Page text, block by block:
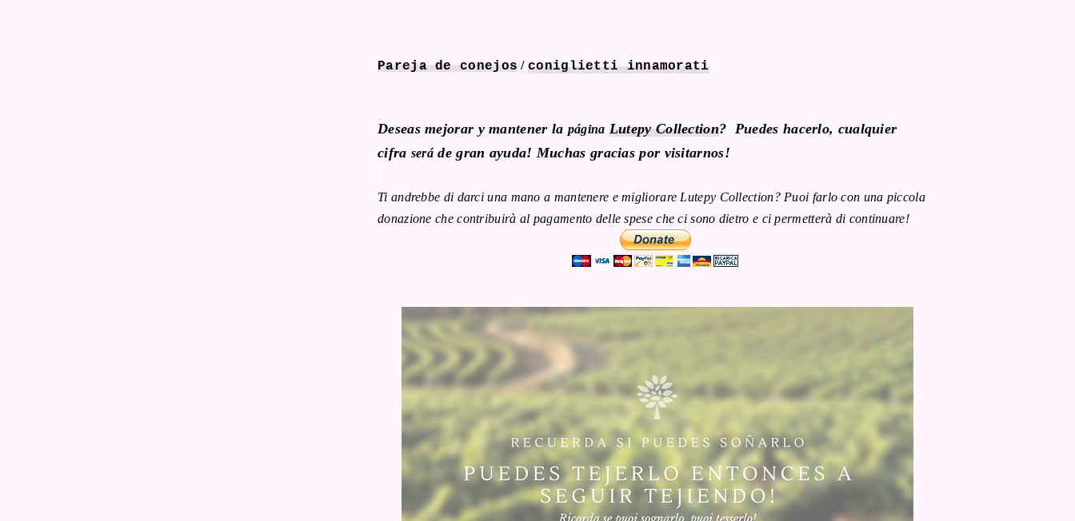
Pareja de conejos /coniglietti innamorati
Deseas mejorar y mantener la página Lutepy Collection? Puedes hacerlo, cualquier
cifra será de gran ayuda! Muchas gracias por visitarnos!
Ti andrebbe di darci una mano a mantenere e migliorare Lutepy Collection? Puoi farlo con una piccola
donazione che contribuirà al pagamento delle spese che ci sono dietro e ci permetterà di continuare!